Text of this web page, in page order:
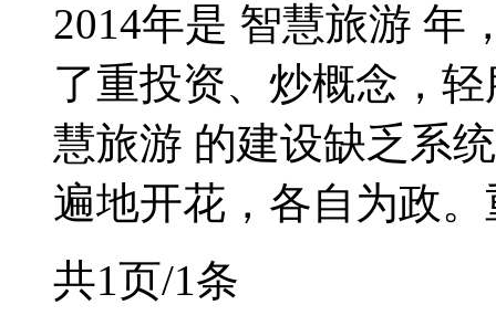
2014年是 智慧旅游 年
了重投资、炒概念，
慧旅游 的建设缺乏系
遍地开花，各自为政。
共1页/1条